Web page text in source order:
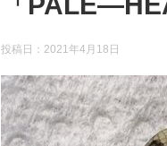
投稿日： 2021年4月18日